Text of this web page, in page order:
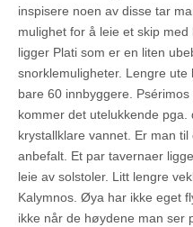
inspisere noen av disse tar
mulighet for å leie et skip
ligger Plati som er en liten
snorklemuligheter. Lengre
bare 60 innbyggere.
kommer det utelukkende
krystallklare vannet. Er man
anbefalt. Et par tavernaer
leie av solstoler. Litt lengre
Kalymnos. Øya har ikke eget
ikke når de høydene man ser